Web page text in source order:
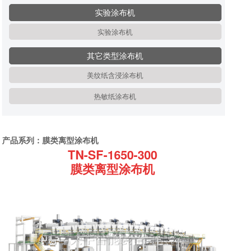
实验涂布机
实验涂布机
其它类型涂布机
美纹纸含浸涂布机
热敏纸涂布机
产品系列：膜类离型涂布机
TN-SF-1650-300
膜类离型涂布机